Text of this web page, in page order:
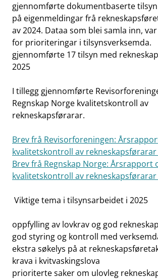
gjennomførte dokumentbaserte
på eigenmeldingar frå
av 2024. Dataa som blei samla inn,
for prioriteringar i tilsynsverksemda.
gjennomførte 17 tilsyn med
2025
I tillegg gjennomførte
Regnskap Norge kvalitetskontroll av
rekneskapsførarar.
Brev frå Revisorforeningen:
kvalitetskontroll av rekneskapsførarar
Brev frå Regnskap Norge: Årsrapport
kvalitetskontroll av rekneskapsførarar
Viktige tema i tilsynsarbeidet i 2025
oppfylling av lovkrav og god
god styring og kontroll med
ekstra søkelys på at
krava i kvitvaskingslova
prioriterte saker om ulovleg